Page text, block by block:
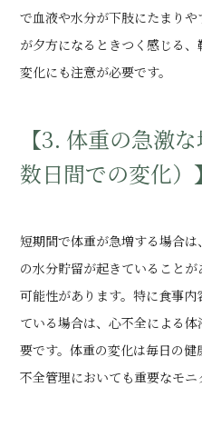
で血液や水分が下肢にたまり
が夕方になるときつく感じる
変化にも注意が必要です。
【3. 体重の急激
数日間での変化）】
短期間で体重が急増する場合
の水分貯留が起きていること
可能性があります。特に食事
ている場合は、心不全による
要です。体重の変化は毎日の
不全管理においても重要なモニ